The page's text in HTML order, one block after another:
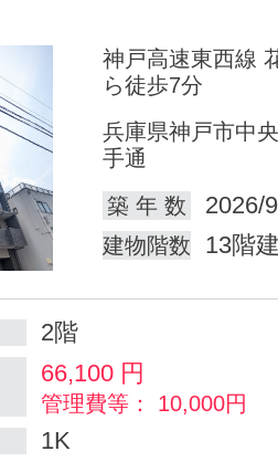
神戸高速東西線
ら徒歩7分
兵庫県神戸市中
手通
築 年 数
2026/
建物階数 13階
2階
66,100 円
管理費等： 10,000円
1K